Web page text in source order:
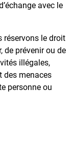
avec le
réservons le droit
de prévenir ou de
illégales,
des menaces
personne ou